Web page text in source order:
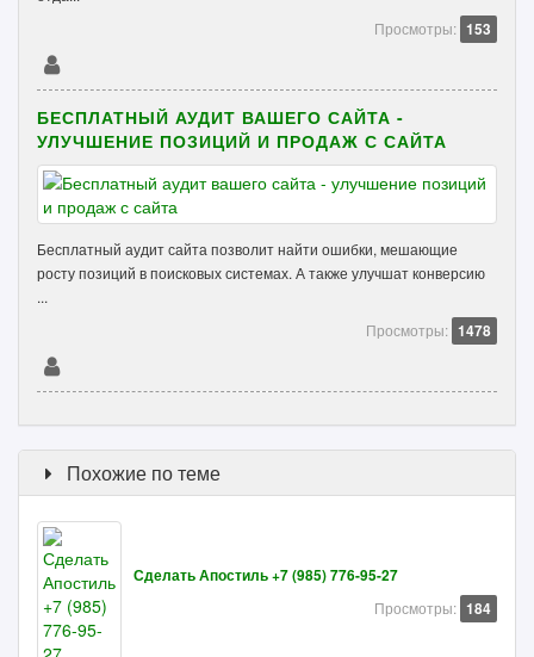
Просмотры: 153
БЕСПЛАТНЫЙ АУДИТ ВАШЕГО САЙТА -
УЛУЧШЕНИЕ ПОЗИЦИЙ И ПРОДАЖ С САЙТА
Бесплатный аудит сайта позволит найти ошибки, мешающие
росту позиций в поисковых системах. А также улучшат конверсию
...
Просмотры: 1478
Похожие по теме
Сделать Апостиль +7 (985) 776-95-27
Просмотры: 184